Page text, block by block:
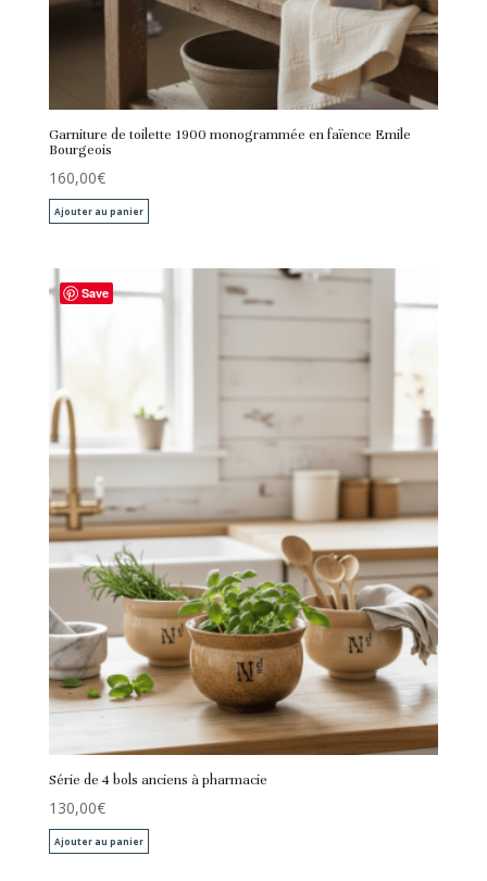
Garniture de toilette 1900 monogrammée en faïence Emile
Bourgeois
160,00€
Ajouter au panier
Save
Série de 4 bols anciens à pharmacie
130,00€
Ajouter au panier